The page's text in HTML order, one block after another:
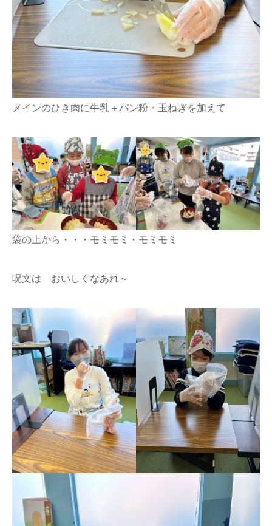
メインのひき肉に牛乳＋パン粉・玉ねぎを加えて
袋の上から・・・モミモミ・モミモミ
呪文は おいしくなあれ～